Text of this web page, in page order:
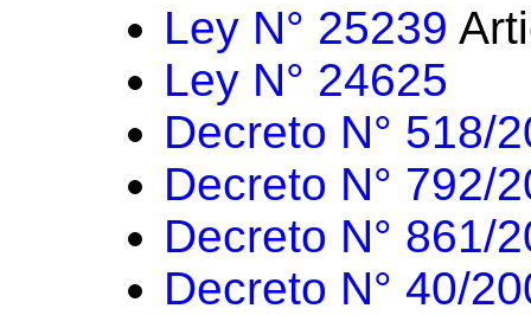
Ley N° 25239
Ley N° 24625
Decreto N° 518/
Decreto N° 792/
Decreto N° 861/
Decreto N° 40/